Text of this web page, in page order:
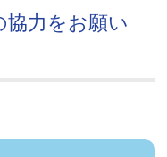
協力をお願い